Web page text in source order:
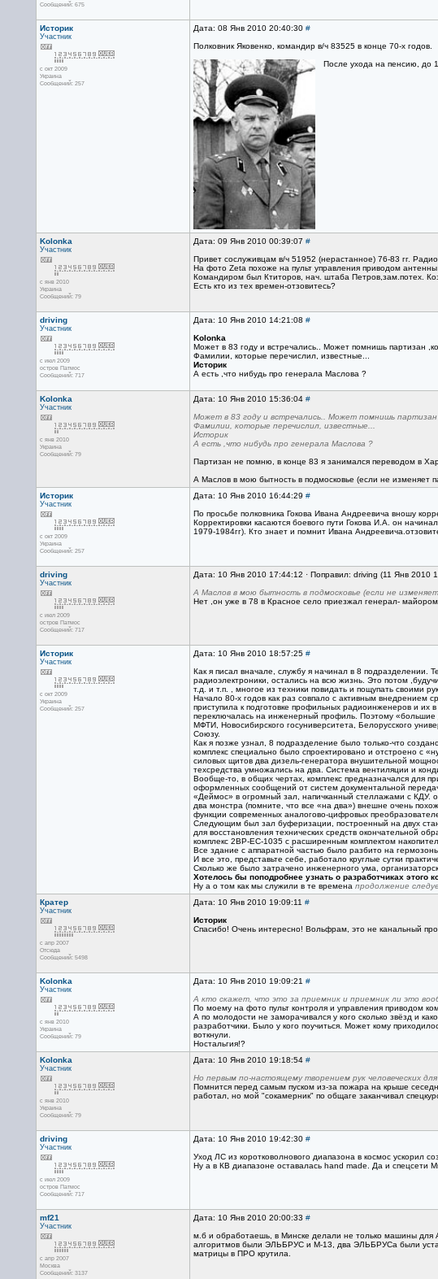
Сообщений: 675
Историк
Участник
с окт 2009
Украина
Сообщений: 257
Дата: 08 Янв 2010 20:40:30 #
Полковник Яковенко, командир в/ч 83525 в конце 70-х годов.
После ухода на пенсию, до
Kolonka
Участник
с янв 2010
Украина
Сообщений: 79
Дата: 09 Янв 2010 00:39:07 #
Привет сослуживцам в/ч 51952 (нерастанное) 76-83 гг.
На фото Zetа похоже на пульт управления приводом
Командиром был Ктиторов, нач. штаба Петров,зам.потех.
Есть кто из тех времен-отзовитесь?
driving
Участник
с июл 2009
остров Патмос
Сообщений: 717
Дата: 10 Янв 2010 14:21:08 #
Kolonka
Может в 83 году и встречались.. Может помнишь партизан
Фамилии, которые перечислил, известные...
Историк
А есть ,что нибудь про генерала Маслова ?
Kolonka
Участник
с янв 2010
Украина
Сообщений: 79
Дата: 10 Янв 2010 15:36:04 #
Может в 83 году и встречались.. Может помнишь партизан
Фамилии, которые перечислил, известные...
Историк
А есть ,что нибудь про генерала Маслова ?
Партизан не помню, в конце 83 я занимался переводом в
А Маслов в мою бытность в подмосковье (если не изменяет
Историк
Участник
с окт 2009
Украина
Сообщений: 257
Дата: 10 Янв 2010 16:44:29 #
По просьбе полковника Гокова Ивана Андреевича вношу
Корректировки касаются боевого пути Гокова И.А. он
1979-1984гг). Кто знает и помнит Ивана
driving
Участник
с июл 2009
остров Патмос
Сообщений: 717
Дата: 10 Янв 2010 17:44:12 · Поправил: driving (11 Янв 2010
А Маслов в мою бытность в подмосковье (если не
Нет ,он уже в 78 в Красное село приезжал генерал- майором
Историк
Участник
с окт 2009
Украина
Сообщений: 257
Дата: 10 Янв 2010 18:57:25 #
Как я писал вначале, службу я начинал в 8 подразделении.
радиоэлектроники, остались на всю жизнь. Это потом
т.д. и т.п. , многое из техники повидать и пощупать своими
Начало 80-х годов как раз совпало с активным внедрением
приступила к подготовке профильных радиоинженеров и их
переключалась на инженерный профиль. Поэтому «большие
МФТИ, Новосибирского госуниверситета, Белорусского
Союзу.
Как я позже узнал, 8 подразделение было только-что
комплекс специально было спроектировано и отстроено с
силовых щитов два дизель-генератора внушительной
техсредства умножались на два. Система вентиляции и
Вообще-то, в общих чертах, комплекс предназначался для
оформленных сообщений от систем документальной
«Деймос» в огромный зал, напичканный стеллажами с КДУ.
два монстра (помните, что все «на два») внешне очень
функции современных аналогово-цифровых
Следующим был зал буферизации, построенный на двух
для восстановления технических средств окончательной
комплекс 2ВР-ЕС-1035 с расширенным комплектом
Все здание с аппаратной частью было разбито на
И все это, представьте себе, работало круглые сутки
Сколько же было затрачено инженерного ума,
Хотелось бы поподробнее узнать о разработчиках этого
Ну а о том как мы служили в те времена продолжение
Кратер
Участник
с апр 2007
Отсюда
Сообщений: 5498
Дата: 10 Янв 2010 19:09:11 #
Историк
Спасибо! Очень интересно! Вольфрам, это не канальный
Kolonka
Участник
с янв 2010
Украина
Сообщений: 79
Дата: 10 Янв 2010 19:09:21 #
А кто скажет, что это за приемник и приемник ли это
По моему на фото пульт контроля и управления приводом
А по молодости не заморачивался у кого сколько звёзд и
разработчики. Было у кого поучиться. Может кому
воткнули.
Ностальгия!?
Kolonka
Участник
с янв 2010
Украина
Сообщений: 79
Дата: 10 Янв 2010 19:18:54 #
Но первым по-настоящему творением рук человеческих
Помнится перед самым пуском из-за пожара на крыше
работал, но мой "сокамерник" по общаге заканчивал
driving
Участник
с июл 2009
остров Патмос
Сообщений: 717
Дата: 10 Янв 2010 19:42:30 #
Уход ЛС из коротковолнового диапазона в космос ускорил
Ну а в КВ диапазоне оставалась hand made. Да и спецсети
mf21
Участник
с апр 2007
Москва
Сообщений: 3137
Дата: 10 Янв 2010 20:00:33 #
м.б и обработаешь, в Минске делали не только машины для
алгоритмов были ЭЛЬБРУС и М-13, два ЭЛЬБРУСа были
матрицы в ПРО крутила.